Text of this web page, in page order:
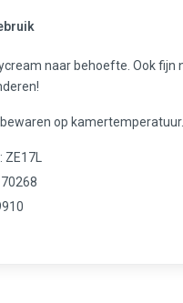
naar behoefte. Ook fijn
op kamertemperatuur.